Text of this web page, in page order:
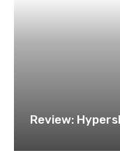
Review: